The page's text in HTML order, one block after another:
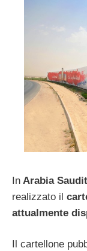
In Arabia
realizzato il
attualmente
Il cartellone